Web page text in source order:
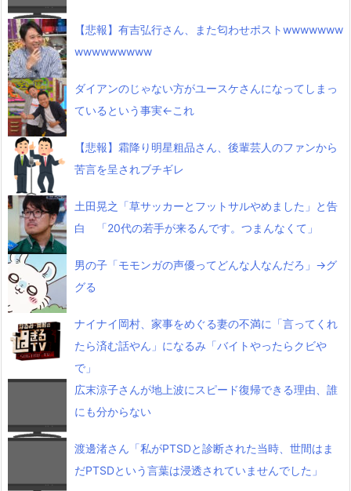
【悲報】有吉弘行さん、また匂わせポストwwwwwww
wwwwwwwww
ダイアンのじゃない方がユースケさんになってしまっ
ているという事実←これ
【悲報】霜降り明星粗品さん、後輩芸人のファンから
苦言を呈されブチギレ
土田晃之「草サッカーとフットサルやめました」と告
白 「20代の若手が来るんです。つまんなくて」
男の子「モモンガの声優ってどんな人なんだろ」→グ
グる
ナイナイ岡村、家事をめぐる妻の不満に「言ってくれ
たら済む話やん」になるみ「バイトやったらクビや
で」
広末涼子さんが地上波にスピード復帰できる理由、誰
にも分からない
渡邊渚さん「私がPTSDと診断された当時、世間はま
だPTSDという言葉は浸透されていませんでした」